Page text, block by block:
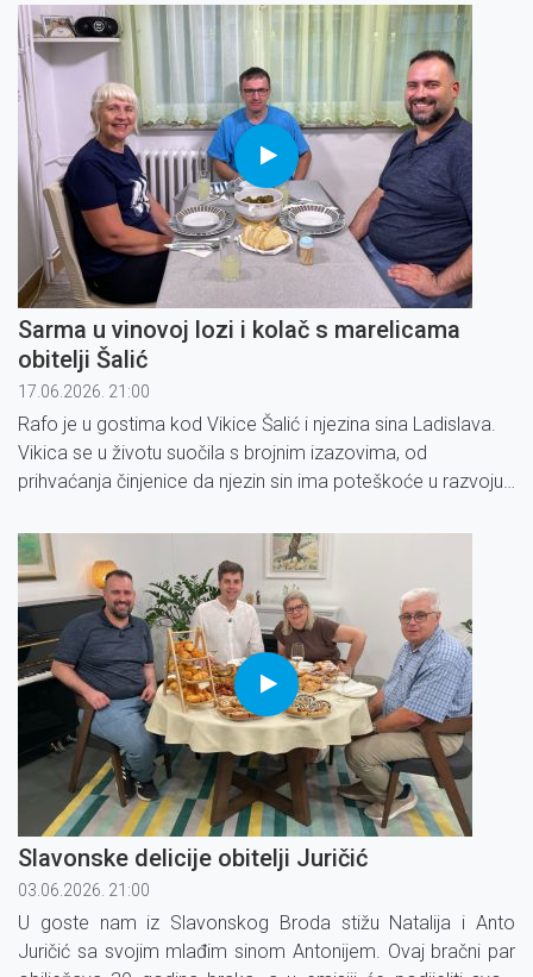
Sarma u vinovoj lozi i kolač s marelicama
obitelji Šalić
17.06.2026. 21:00
Rafo je u gostima kod Vikice Šalić i njezina sina Ladislava.
Vikica se u životu suočila s brojnim izazovima, od
prihvaćanja činjenice da njezin sin ima poteškoće u razvoju,
Slavonske delicije obitelji Juričić
03.06.2026. 21:00
U goste nam iz Slavonskog Broda stižu Natalija i Anto
Juričić sa svojim mlađim sinom Antonijem. Ovaj bračni par